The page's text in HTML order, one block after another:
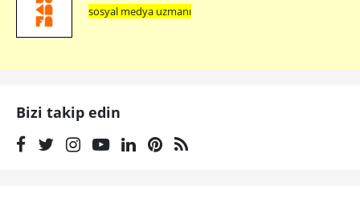
sosyal medya uzmanı
Bizi takip edin